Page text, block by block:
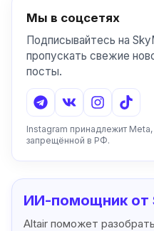
Мы в соцсетях
Подписывайтесь на
пропускать свежие
посты.
Instagram принадлежит
запрещённой в РФ.
ИИ-помощник от
Altair поможет